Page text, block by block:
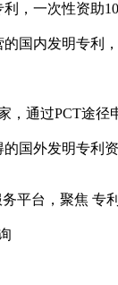
，一次性资助
国内发明专利，
通过PCT途径
国外发明专利资
平台，聚焦 专